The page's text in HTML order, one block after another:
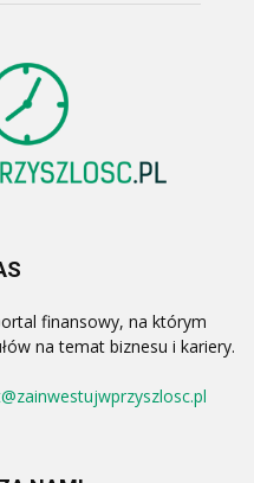
finansowy, na którym
na temat biznesu i kariery.